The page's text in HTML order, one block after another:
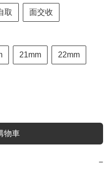
取 面交收
21mm 22mm
物車
−